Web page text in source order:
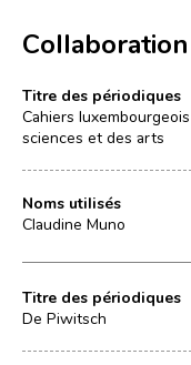
Titre des périodiques
Cahiers
sciences et des arts
Noms utilisés
Claudine Muno
Titre des périodiques
De Piwitsch